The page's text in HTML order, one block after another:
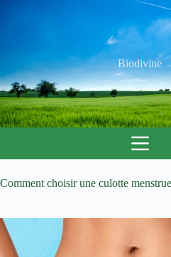
Biodivine
Comment choisir une culotte